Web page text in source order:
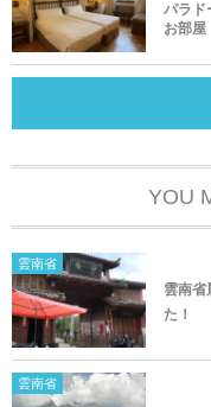
パラド
お部屋
YOU
雲南省
雲南省
た！
雲南省